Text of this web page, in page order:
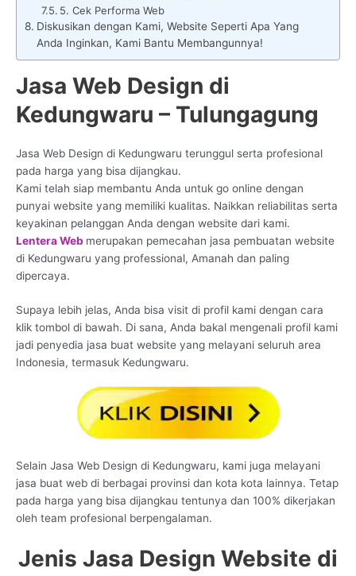
5. Cek Performa Web
Diskusikan dengan Kami, Website Seperti Apa Yang
Anda Inginkan, Kami Bantu Membangunnya!
Jasa Web Design di
Kedungwaru – Tulungagung
Jasa Web Design di Kedungwaru terunggul serta profesional
pada harga yang bisa dijangkau.
Kami telah siap membantu Anda untuk go online dengan
punyai website yang memiliki kualitas. Naikkan reliabilitas serta
keyakinan pelanggan Anda dengan website dari kami.
Lentera Web merupakan pemecahan jasa pembuatan website
di Kedungwaru yang professional, Amanah dan paling
dipercaya.
Supaya lebih jelas, Anda bisa visit di profil kami dengan cara
klik tombol di bawah. Di sana, Anda bakal mengenali profil kami
jadi penyedia jasa buat website yang melayani seluruh area
Indonesia, termasuk Kedungwaru.
Selain Jasa Web Design di Kedungwaru, kami juga melayani
jasa buat web di berbagai provinsi dan kota kota lainnya. Tetap
pada harga yang bisa dijangkau tentunya dan 100% dikerjakan
oleh team profesional berpengalaman.
Jenis Jasa Design Website di